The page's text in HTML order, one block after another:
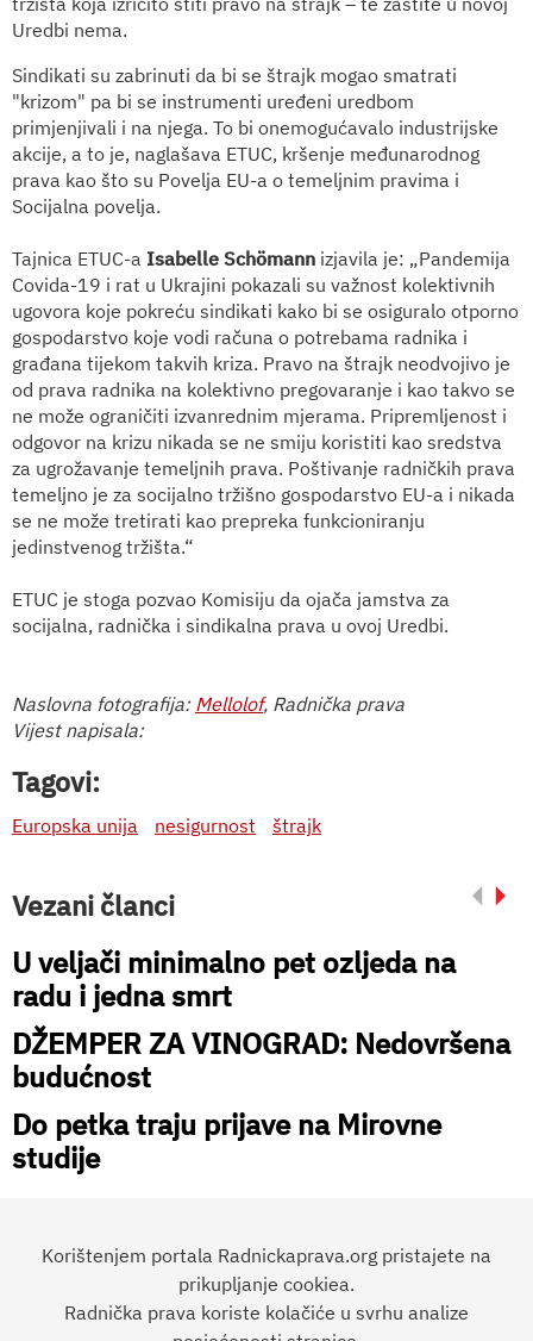
Uredbi nema.
Sindikati su zabrinuti da bi se štrajk mogao smatrati
"krizom" pa bi se instrumenti uređeni uredbom
primjenjivali i na njega. To bi onemogućavalo industrijske
akcije, a to je, naglašava ETUC, kršenje međunarodnog
prava kao što su Povelja EU-a o temeljnim pravima i
Socijalna povelja.
Tajnica ETUC-a Isabelle Schömann izjavila je: „Pandemija
Covida-19 i rat u Ukrajini pokazali su važnost kolektivnih
ugovora koje pokreću sindikati kako bi se osiguralo otporno
gospodarstvo koje vodi računa o potrebama radnika i
građana tijekom takvih kriza. Pravo na štrajk neodvojivo je
od prava radnika na kolektivno pregovaranje i kao takvo se
ne može ograničiti izvanrednim mjerama. Pripremljenost i
odgovor na krizu nikada se ne smiju koristiti kao sredstva
za ugrožavanje temeljnih prava. Poštivanje radničkih prava
temeljno je za socijalno tržišno gospodarstvo EU-a i nikada
se ne može tretirati kao prepreka funkcioniranju
jedinstvenog tržišta.“
ETUC je stoga pozvao Komisiju da ojača jamstva za
socijalna, radnička i sindikalna prava u ovoj Uredbi.
Naslovna fotografija: Mellolof, Radnička prava
Vijest napisala:
Tagovi:
Europska unija nesigurnost štrajk
Vezani članci
U veljači minimalno pet ozljeda na
radu i jedna smrt
DŽEMPER ZA VINOGRAD: Nedovršena
budućnost
Do petka traju prijave na Mirovne
studije
Preporučite članak:
Korištenjem portala Radnickaprava.org pristajete na
prikupljanje cookiea.
Radnička prava koriste kolačiće u svrhu analize